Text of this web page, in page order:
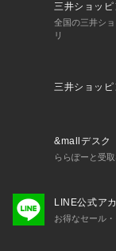
三井ショッピ
全国の三井シ
リ
三井ショッピ
&mallデスク
ららぽーと受
LINE公式ア
お得なセール